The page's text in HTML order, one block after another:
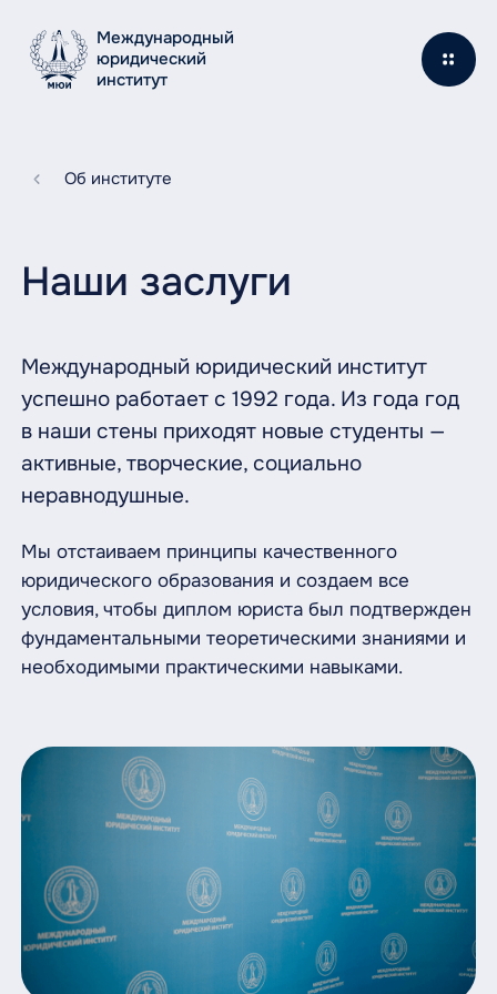
Международный
юридический
институт
Об институте
Наши заслуги
Международный юридический институт
успешно работает с 1992 года. Из года год
в наши стены приходят новые студенты —
активные, творческие, социально
неравнодушные.
Мы отстаиваем принципы качественного
юридического образования и создаем все
условия, чтобы диплом юриста был подтвержден
фундаментальными теоретическими знаниями и
необходимыми практическими навыками.